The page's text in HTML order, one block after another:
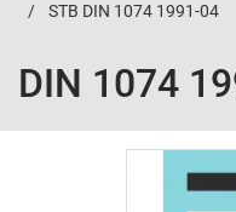
STB DIN 1074 1991-04
DIN 1074